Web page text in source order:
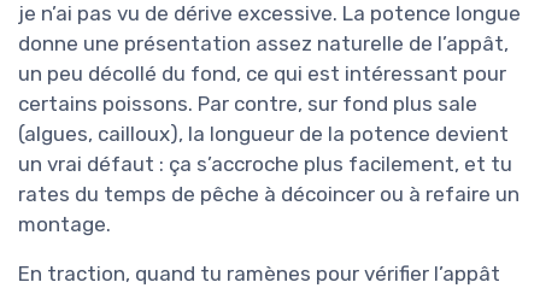
je n’ai pas vu de dérive excessive. La potence longue
donne une présentation assez naturelle de l’appât,
un peu décollé du fond, ce qui est intéressant pour
certains poissons. Par contre, sur fond plus sale
(algues, cailloux), la longueur de la potence devient
un vrai défaut : ça s’accroche plus facilement, et tu
rates du temps de pêche à décoincer ou à refaire un
montage.
En traction, quand tu ramènes pour vérifier l’appât